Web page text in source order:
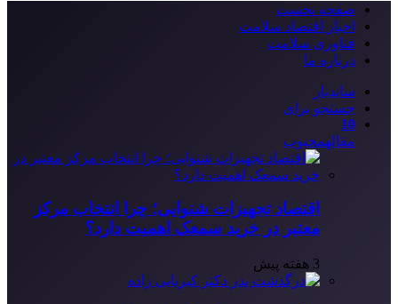
صفحه نخست
اخبار اقتصاد سلامت
فناوری سلامت
درباره ما
سایدبار
جستجو برای
10
مقالهمحبوب
اقتصاد تجهیزات شنوایی؛ چرا انتخاب مرکز
معتبر در خرید سمعک اهمیت دارد؟
3 هفته پیش